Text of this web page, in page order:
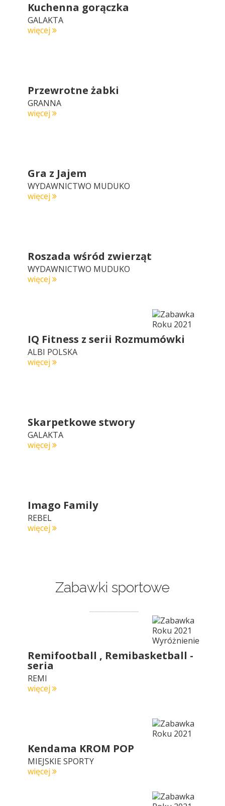
Kuchenna gorączka
GALAKTA
więcej
Przewrotne żabki
GRANNA
więcej
Gra z Jajem
WYDAWNICTWO MUDUKO
więcej
Roszada wśród zwierząt
WYDAWNICTWO MUDUKO
więcej
IQ Fitness z serii Rozmumówki
ALBI POLSKA
więcej
Skarpetkowe stwory
GALAKTA
więcej
Imago Family
REBEL
więcej
Zabawki sportowe
Remifootball , Remibasketball -
seria
REMI
więcej
Kendama KROM POP
MIEJSKIE SPORTY
więcej